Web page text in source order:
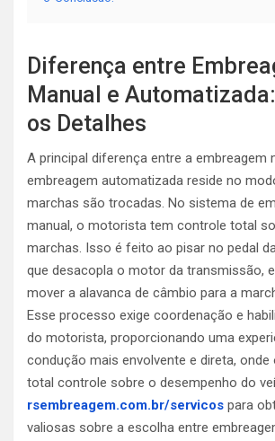
Diferença entre
Manual e
os Detalhes
A principal diferença entre a embreagem
embreagem automatizada reside no
marchas são trocadas. No sistema de
manual, o motorista tem controle total
marchas. Isso é feito ao pisar no pedal
que desacopla o motor da transmissão,
mover a alavanca de câmbio para a
Esse processo exige coordenação e
do motorista, proporcionando uma
condução mais envolvente e direta,
total controle sobre o desempenho do
rsembreagem.com.br/servicos para
valiosas sobre a escolha entre